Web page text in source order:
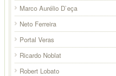
Marco Aurélio D`eça
Neto Ferreira
Portal Veras
Ricardo Noblat
Robert Lobato